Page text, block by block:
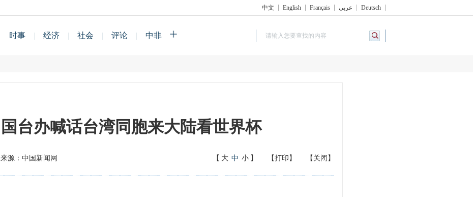
中文 English Français عربي Deutsch
时事 | 经济 | 社会 | 评论 | 中非
国台办喊话台湾同胞来大陆看世界杯
来源：中国新闻网 【关闭】
【打印】
【 大 中 小 】